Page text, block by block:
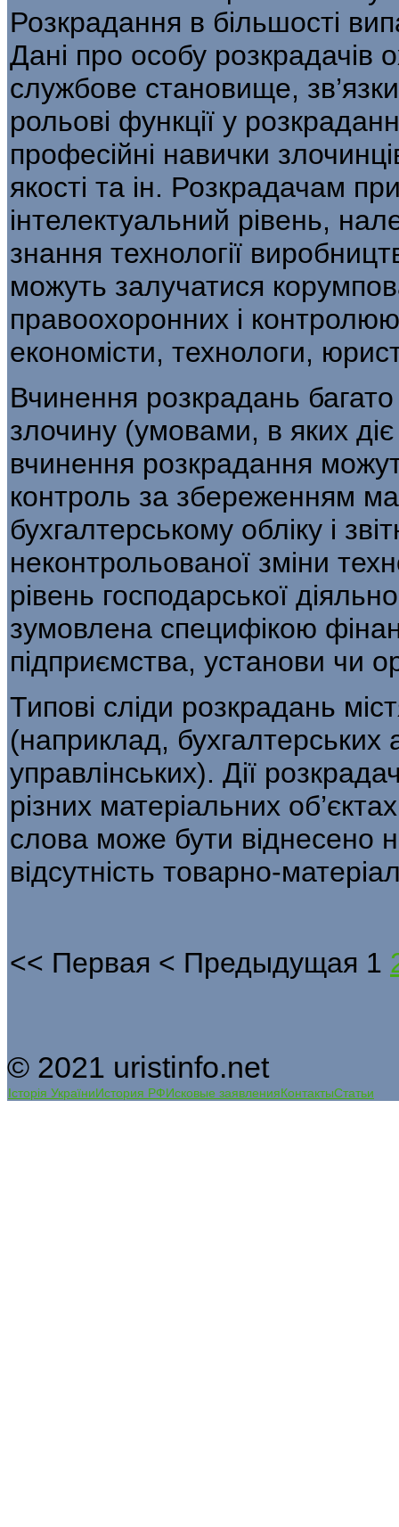
Розкрадання в більшості
Дані про особу розкра­дачів
службове становище,
рольові функції у
професійні навички
якості та ін. Розкрадачам
інтелекту­альний рівень,
знання технології
можуть залучатися
правоохоронних і
економісти, технологи,
Вчинення розкрадань
злочину (умовами, в яких
вчинення розкрадання
контроль за збереженням
бухгалтерському обліку і
неконтрольованої зміни
рівень господарської
зумовлена специфікою
підприємства, установи чи
Типові сліди розкрадань
(на­приклад, бухгалтерських
управлінських). Дії
різних матеріальних
слова може бути віднесено
відсутність товарно-
<< Первая < Предыдущая 1
© 2021 uristinfo.net
Історія УкраїниИстория РФИсковые заявленияКонтактыСтатьи